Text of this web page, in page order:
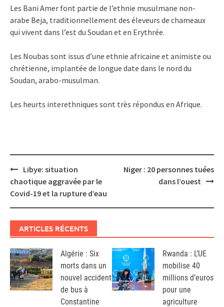
Les Bani Amer font partie de l’ethnie musulmane non-
arabe Beja, traditionnellement des éleveurs de chameaux
qui vivent dans l’est du Soudan et en Erythrée.
Les Noubas sont issus d’une ethnie africaine et animiste ou
chrétienne, implantée de longue date dans le nord du
Soudan, arabo-musulman.
Les heurts interethniques sont très répondus en Afrique.
Post
navigation
Libye: situation
chaotique aggravée par le
Covid-19 et la rupture d’eau
Niger : 20 personnes tuées
dans l’ouest
ARTICLES RÉCENTS
Algérie : Six
morts dans un
nouvel accident
de bus à
Constantine
Rwanda : L’UE
mobilise 40
millions d’euros
pour une
agriculture